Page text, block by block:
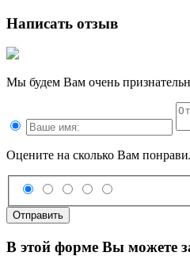
Написать отзыв
Мы будем Вам очень
Оцените на сколько Вам
Отправить
В этой форме Вы можете